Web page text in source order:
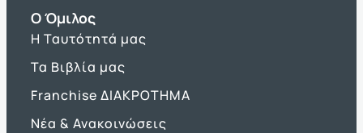
O Όμιλος
Η Ταυτότητά μας
Τα Βιβλία μας
Franchise ΔΙΑΚΡΟΤΗΜΑ
Νέα & Ανακοινώσεις